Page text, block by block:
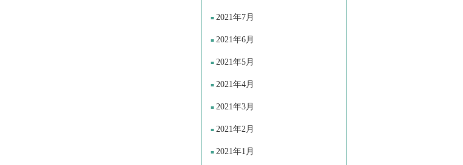
2021年7月
2021年6月
2021年5月
2021年4月
2021年3月
2021年2月
2021年1月